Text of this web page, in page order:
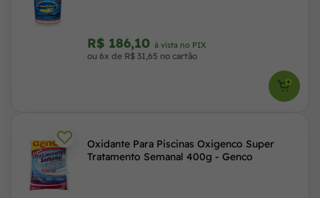
R$ 186,10 à vista no PIX
ou 6x de R$ 31,65 no cartão
Oxidante Para Piscinas Oxigenco Super
Tratamento Semanal 400g - Genco